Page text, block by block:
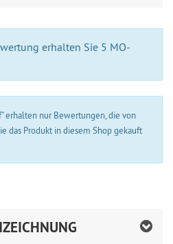
erhalten Sie 5 MO-
erhalten nur Bewertungen, die von
das Produkt in diesem Shop gekauft